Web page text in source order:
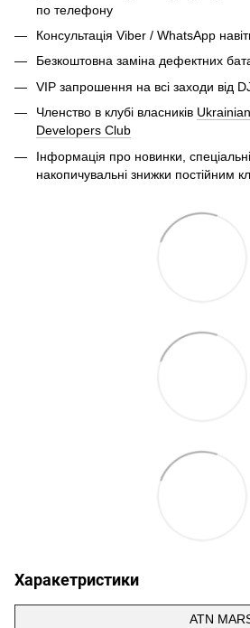
по телефону
Консультація Viber / WhatsApp
Безкоштовна заміна дефектних
VIP запрошення на всі заходи від
Членство в клубі власників
Developers Club
Інформація про новинки, спеціальні
накопичувальні знижки постійним
Харакетристики
ATN